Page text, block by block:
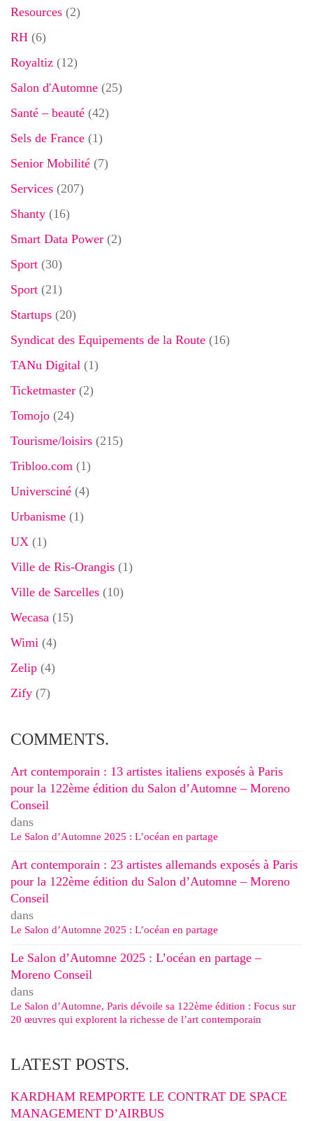
Resources (2)
RH (6)
Royaltiz (12)
Salon d'Automne (25)
Santé – beauté (42)
Sels de France (1)
Senior Mobilité (7)
Services (207)
Shanty (16)
Smart Data Power (2)
Sport (30)
Sport (21)
Startups (20)
Syndicat des Equipements de la Route (16)
TANu Digital (1)
Ticketmaster (2)
Tomojo (24)
Tourisme/loisirs (215)
Tribloo.com (1)
Universciné (4)
Urbanisme (1)
UX (1)
Ville de Ris-Orangis (1)
Ville de Sarcelles (10)
Wecasa (15)
Wimi (4)
Zelip (4)
Zify (7)
COMMENTS.
Art contemporain : 13 artistes italiens exposés à Paris
pour la 122ème édition du Salon d’Automne – Moreno
Conseil
dans
Le Salon d’Automne 2025 : L’océan en partage
Art contemporain : 23 artistes allemands exposés à Paris
pour la 122ème édition du Salon d’Automne – Moreno
Conseil
dans
Le Salon d’Automne 2025 : L’océan en partage
Le Salon d’Automne 2025 : L’océan en partage –
Moreno Conseil
dans
Le Salon d’Automne, Paris dévoile sa 122ème édition : Focus sur
20 œuvres qui explorent la richesse de l’art contemporain
LATEST POSTS.
KARDHAM REMPORTE LE CONTRAT DE SPACE
MANAGEMENT D’AIRBUS